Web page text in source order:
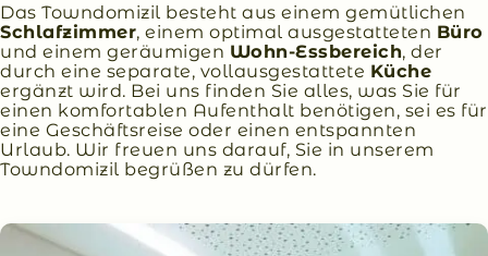
Das Towndomizil besteht aus einem gemütlichen
Schlafzimmer, einem optimal ausgestatteten Büro
und einem geräumigen Wohn-Essbereich, der
durch eine separate, vollausgestattete Küche
ergänzt wird. Bei uns finden Sie alles, was Sie für
einen komfortablen Aufenthalt benötigen, sei es für
eine Geschäftsreise oder einen entspannten
Urlaub. Wir freuen uns darauf, Sie in unserem
Towndomizil begrüßen zu dürfen.